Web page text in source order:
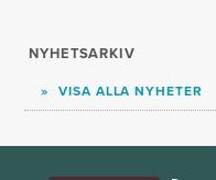
NYHETSARKIV
VISA ALLA NYHETER